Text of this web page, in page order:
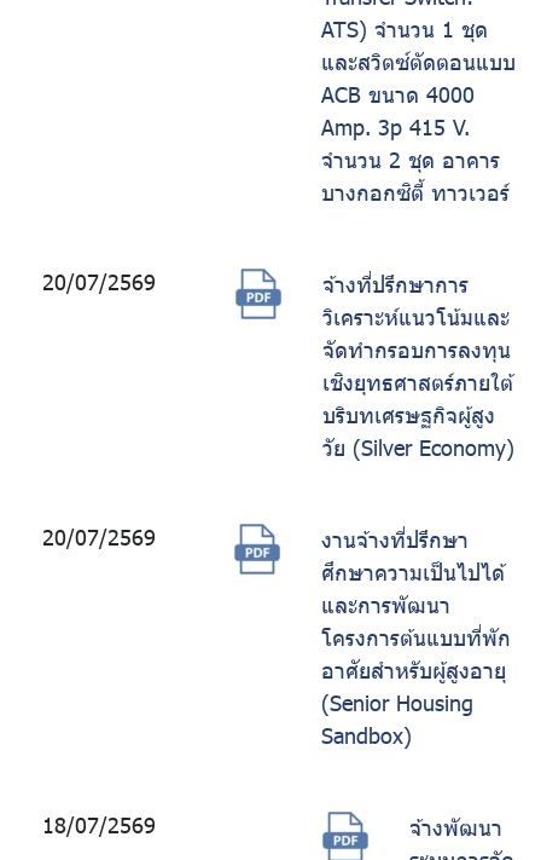
ATS) จำนวน 1 ชุด
และสวิตซ์ตัดตอนแบบ
ACB ขนาด 4000
Amp. 3p 415 V.
จำนวน 2 ชุด อาคาร
บางกอกซิตี้ ทาวเวอร์
20/07/2569
จ้างที่ปรึกษาการ
วิเคราะห์แนวโน้มและ
จัดทำกรอบการลงทุน
เชิงยุทธศาสตร์ภายใต้
บริบทเศรษฐกิจผู้สูง
วัย (Silver Economy)
20/07/2569
งานจ้างที่ปรึกษา
ศึกษาความเป็นไปได้
และการพัฒนา
โครงการต้นแบบที่พัก
อาศัยสำหรับผู้สูงอายุ
(Senior Housing
Sandbox)
18/07/2569
จ้างพัฒนา